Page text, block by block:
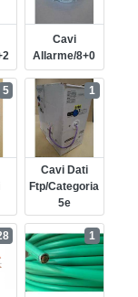
Cavi
Allarme/8+0
5
Cavi Dati
Ftp/categoria
5e
1
1